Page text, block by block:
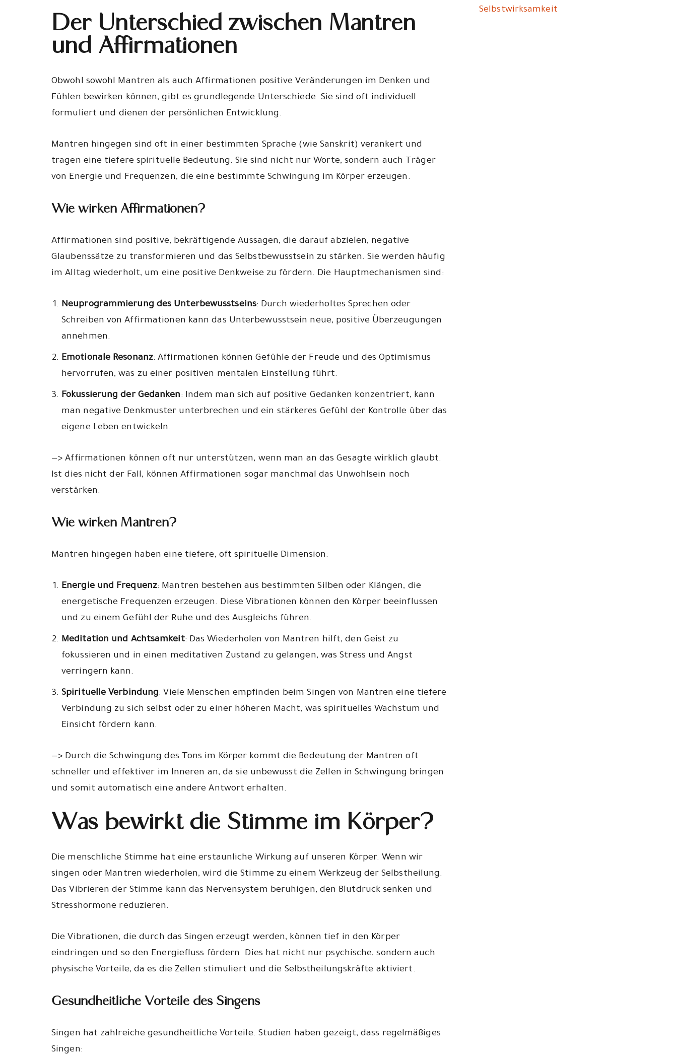
Der Unterschied zwischen Mantren
und Affirmationen
Obwohl sowohl Mantren als auch Affirmationen positive Veränderungen im Denken und
Fühlen bewirken können, gibt es grundlegende Unterschiede. Sie sind oft individuell
formuliert und dienen der persönlichen Entwicklung.
Mantren hingegen sind oft in einer bestimmten Sprache (wie Sanskrit) verankert und
tragen eine tiefere spirituelle Bedeutung. Sie sind nicht nur Worte, sondern auch Träger
von Energie und Frequenzen, die eine bestimmte Schwingung im Körper erzeugen.
Wie wirken Affirmationen?
Affirmationen sind positive, bekräftigende Aussagen, die darauf abzielen, negative
Glaubenssätze zu transformieren und das Selbstbewusstsein zu stärken. Sie werden häufig
im Alltag wiederholt, um eine positive Denkweise zu fördern. Die Hauptmechanismen sind:
Neuprogrammierung des Unterbewusstseins: Durch wiederholtes Sprechen oder
Schreiben von Affirmationen kann das Unterbewusstsein neue, positive Überzeugungen
annehmen.
Emotionale Resonanz: Affirmationen können Gefühle der Freude und des Optimismus
hervorrufen, was zu einer positiven mentalen Einstellung führt.
Fokussierung der Gedanken: Indem man sich auf positive Gedanken konzentriert, kann
man negative Denkmuster unterbrechen und ein stärkeres Gefühl der Kontrolle über das
eigene Leben entwickeln.
—> Affirmationen können oft nur unterstützen, wenn man an das Gesagte wirklich glaubt.
Ist dies nicht der Fall, können Affirmationen sogar manchmal das Unwohlsein noch
verstärken.
Wie wirken Mantren?
Mantren hingegen haben eine tiefere, oft spirituelle Dimension:
Energie und Frequenz: Mantren bestehen aus bestimmten Silben oder Klängen, die
energetische Frequenzen erzeugen. Diese Vibrationen können den Körper beeinflussen
und zu einem Gefühl der Ruhe und des Ausgleichs führen.
Meditation und Achtsamkeit: Das Wiederholen von Mantren hilft, den Geist zu
fokussieren und in einen meditativen Zustand zu gelangen, was Stress und Angst
verringern kann.
Spirituelle Verbindung: Viele Menschen empfinden beim Singen von Mantren eine tiefere
Verbindung zu sich selbst oder zu einer höheren Macht, was spirituelles Wachstum und
Einsicht fördern kann.
—> Durch die Schwingung des Tons im Körper kommt die Bedeutung der Mantren oft
schneller und effektiver im Inneren an, da sie unbewusst die Zellen in Schwingung bringen
und somit automatisch eine andere Antwort erhalten.
Was bewirkt die Stimme im Körper?
Die menschliche Stimme hat eine erstaunliche Wirkung auf unseren Körper. Wenn wir
singen oder Mantren wiederholen, wird die Stimme zu einem Werkzeug der Selbstheilung.
Das Vibrieren der Stimme kann das Nervensystem beruhigen, den Blutdruck senken und
Stresshormone reduzieren.
Die Vibrationen, die durch das Singen erzeugt werden, können tief in den Körper
eindringen und so den Energiefluss fördern. Dies hat nicht nur psychische, sondern auch
physische Vorteile, da es die Zellen stimuliert und die Selbstheilungskräfte aktiviert.
Gesundheitliche Vorteile des Singens
Singen hat zahlreiche gesundheitliche Vorteile. Studien haben gezeigt, dass regelmäßiges
Singen:
Selbstwirksamkeit